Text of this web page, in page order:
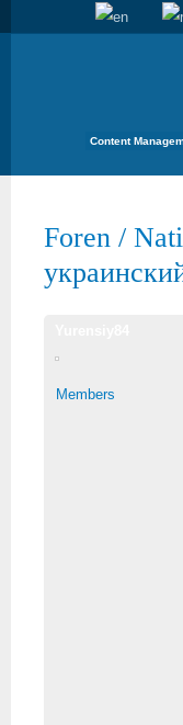
Content
Foren /
Members